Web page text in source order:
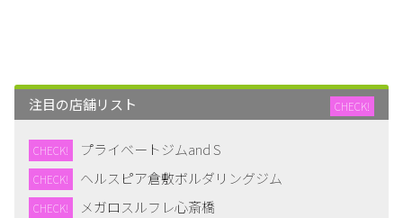
注目の店舗リスト CHECK!
CHECK! プライベートジムand S
CHECK! ヘルスピア倉敷ボルダリングジム
CHECK! メガロスルフレ心斎橋